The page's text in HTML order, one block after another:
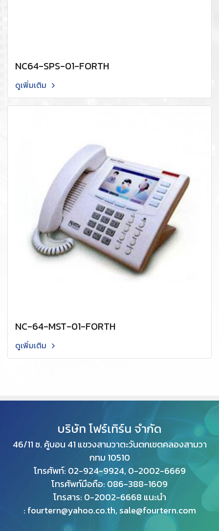
NC64-SPS-01-FORTH
ดูเพิ่มเติม
NC-64-MST-01-FORTH
ดูเพิ่มเติม
บริษัท โฟร์เทิร์น จำกัด
46/11 ซ. คู้บอน 41 แขวงสามวาตะวันตกเขตคลองสามวา
กทม 10510
โทรศัพท์: 02-924-9924, 0-2002-6669
โทรศัพท์มือถือ: 086-388-1609
โทรสาร: 0-2002-6668 แนะนำ
: fourtern@yahoo.co.th, sale@fourtern.com